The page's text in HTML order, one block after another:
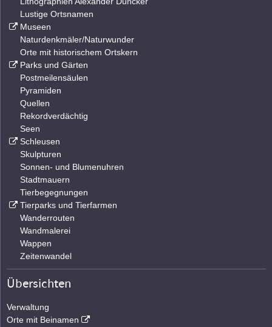
Lustige Ortsnamen
Museen
Naturdenkmäler/Naturwunder
Orte mit historischem Ortskern
Parks und Gärten
Postmeilensäulen
Pyramiden
Quellen
Rekordverdächtig
Seen
Schleusen
Skulpturen
Sonnen- und Blumenuhren
Stadtmauern
Tierbegegnungen
Tierparks und Tierfarmen
Wanderrouten
Wandmalerei
Wappen
Zeitenwandel
Übersichten
Verwaltung
Orte mit Beinamen